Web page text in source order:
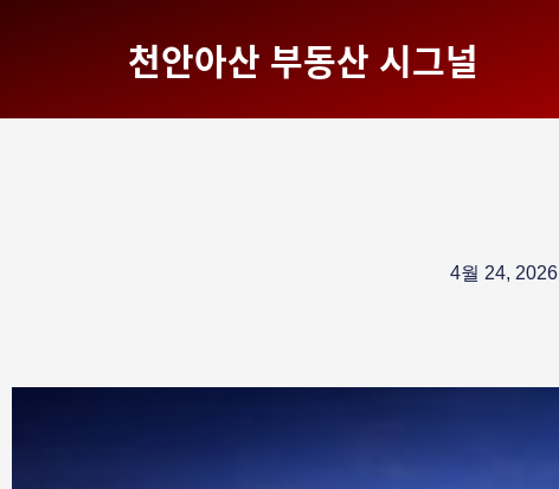
천안아산 부동산 시그널
4월 24, 2026